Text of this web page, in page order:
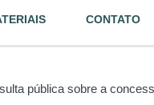
CONTATO
pública sobre a